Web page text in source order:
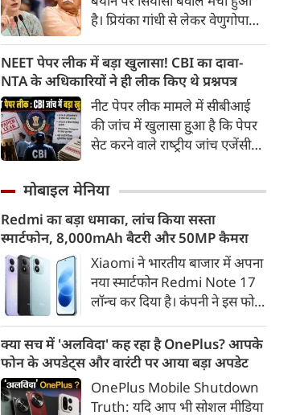
है। प्रियंका गांधी से लेकर वेणुगोपाल
भागवत के बयान पर सवाल उठाए।
प्रियंका गांधी ने कहा कि छात्रों को
मोहन भागवत के सर्टिफिकेट की
जरूरत नहीं है। वहीं केसी वेणुगोपाल
ने कहा कि अगर उन्हें छात्रों की सच में
परवाह है, तो उन्हें छात्रों पर हुए
NEET पेपर लीक में बड़ा खुलासा! CBI का दावा-
NTA के अधिकारियों ने ही लीक किए थे प्रश्नपत्र
नीट पेपर लीक मामले में सीबीआई
की जांच में खुलासा हु्आ है कि पेपर
सेट करने वाले राष्‍ट्रीय जांच एजेंसी
लीक किए थे। CBI का आरोप है कि
और कुछ खास कैंडिडेट्स की मदद
करना था।
मोबाइल मेनिया
Redmi का बड़ा धमाका, लांच किया सस्ता
स्मार्टफोन, 8,000mAh बैटरी और 50MP कैमरा
Xiaomi ने भारतीय बाजार में अपना
नया स्मार्टफोन Redmi Note 17
लॉन्च कर दिया है। कंपनी ने इस फोन
डिस्प्ले, 8,000mAh की बड़ी बैटरी
और Qualcomm Snapdragon
चिपसेट के साथ पेश किया है। फोन में
50MP का मेन कैमरा दिया गया है।
क्या सच में 'अलविदा' कह रहा है OnePlus? आपके
फोन के अपडेट्स और वारंटी पर आया बड़ा अपडेट
OnePlus Mobile Shutdown
Truth: यदि आप भी सोशल मीडिया